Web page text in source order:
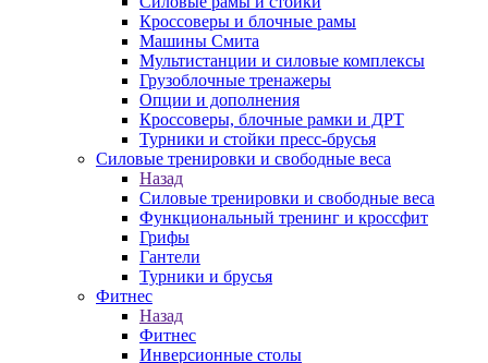
Кроссоверы и блочные рамы
Машины Смита
Мультистанции и силовые комплексы
Грузоблочные тренажеры
Опции и дополнения
Кроссоверы, блочные рамки и ДРТ
Турники и стойки пресс-брусья
Силовые тренировки и свободные веса
Назад
Силовые тренировки и свободные веса
Функциональный тренинг и кроссфит
Грифы
Гантели
Турники и брусья
Фитнес
Назад
Фитнес
Инверсионные столы